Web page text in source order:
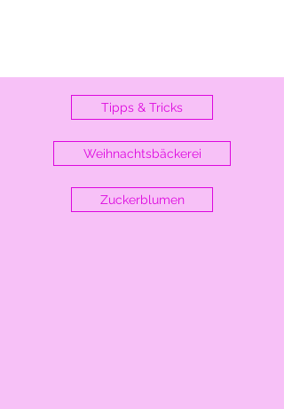
Tipps & Tricks
Weihnachtsbäckerei
Zuckerblumen